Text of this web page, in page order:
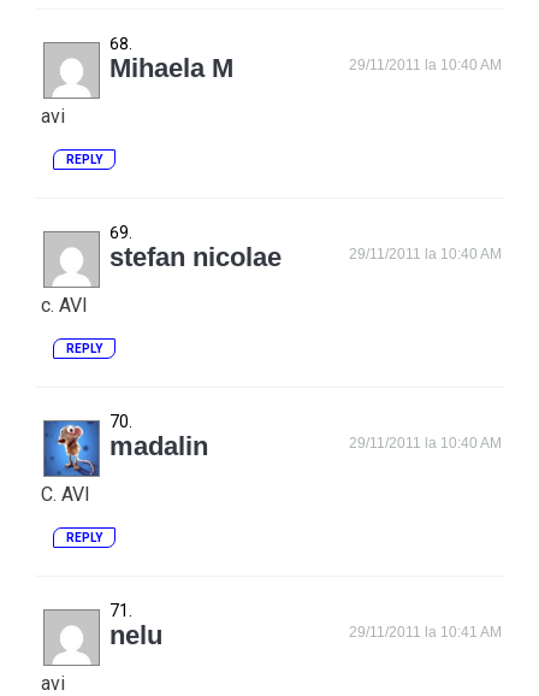
Mihaela M 29/11/2011 la 10:40 AM
avi
REPLY
stefan nicolae 29/11/2011 la 10:40 AM
c. AVI
REPLY
madalin 29/11/2011 la 10:40 AM
C. AVI
REPLY
nelu 29/11/2011 la 10:41 AM
avi